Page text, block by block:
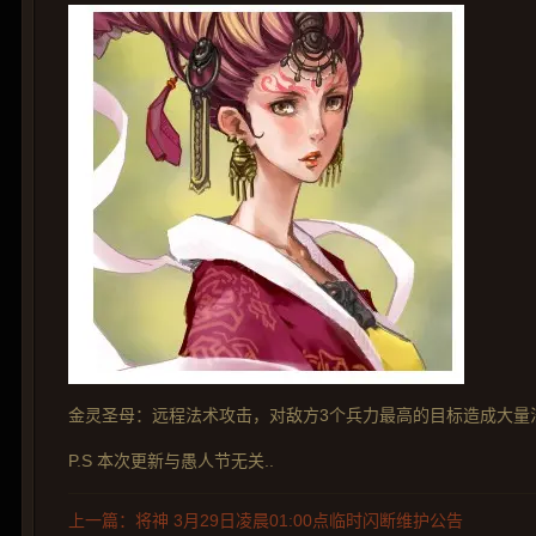
金灵圣母：远程法术攻击，对敌方3个兵力最高的目标造成大量
P.S 本次更新与愚人节无关..
上一篇：将神 3月29日凌晨01:00点临时闪断维护公告